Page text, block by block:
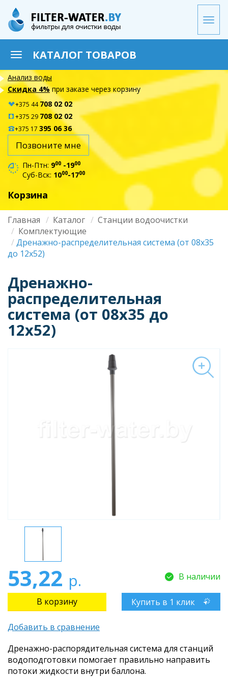
Перейти
основному
содержанию
ToggleКАТАЛОГ ТОВАРОВ
Анализ воды
Скидка 4%при заказе через корзину
+375 44708 02 02
+375 29 708 02 02
+375 17 395 06 36
Позвоните мне
Пн-Птн: 900 -1900
Суб-Вск: 1000-1700
Корзина
Строка
навигации
Главная Каталог
Станции водоочистки
Комплектующие
Дренажно-распределительная система (от 08x35
до 12x52)
Дренажно-
распределительная
система (от 08x35 до
12x52)
53,22 р. В наличии
Купить в 1 клик
Добавить в сравнение
Дренажно-распорядительная система для станций
водоподготовки помогает правильно направить
потоки жидкости внутри баллона.